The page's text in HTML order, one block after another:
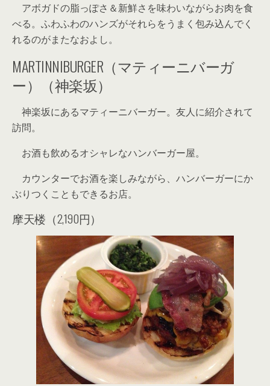
アボガドの脂っぽさ＆新鮮さを味わいながらお肉を食
べる。ふわふわのハンズがそれらをうまく包み込んでく
れるのがまたなおよし。
MARTINNIBURGER（マティーニバーガ
ー）（神楽坂）
神楽坂にあるマティーニバーガー。友人に紹介されて
訪問。
お酒も飲めるオシャレなハンバーガー屋。
カウンターでお酒を楽しみながら、ハンバーガーにか
ぶりつくこともできるお店。
摩天楼（2,190円）